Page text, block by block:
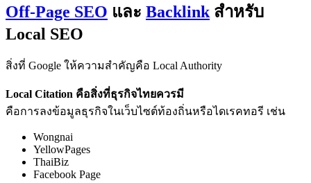
Off-Page SEO และ Backlink สำหรับ
Local SEO
สิ่งที่ Google ให้ความสำคัญคือ Local Authority
Local Citation คือสิ่งที่ธุรกิจไทยควรมี
คือการลงข้อมูลธุรกิจในเว็บไซต์ท้องถิ่นหรือไดเรคทอรี เช่น
Wongnai
YellowPages
ThaiBiz
Facebook Page